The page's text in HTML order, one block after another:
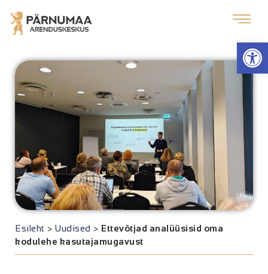
Esileht > Uudised > Ettevõtjad analüüsisid oma
kodulehe kasutajamugavust